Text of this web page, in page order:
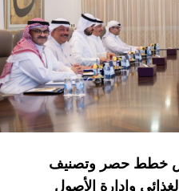
خطط حصر وتصنيف
وإدارة الأصول